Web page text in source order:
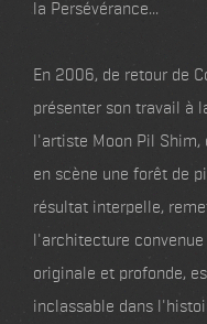
la Persévérance...
En 2006, de retour de
présenter son travail à
l'artiste Moon Pil
en scène une forêt de
résultat interpelle,
l'architecture
originale et profonde,
inclassable dans